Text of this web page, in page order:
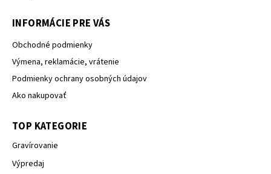
INFORMÁCIE PRE VÁS
Obchodné podmienky
Výmena, reklamácie, vrátenie
Podmienky ochrany osobných údajov
Ako nakupovať
TOP KATEGORIE
Gravírovanie
Výpredaj